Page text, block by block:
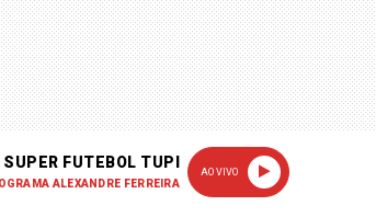
SUPER FUTEBOL TUPI
ALEXANDRE FERREIRA
AO VIVO